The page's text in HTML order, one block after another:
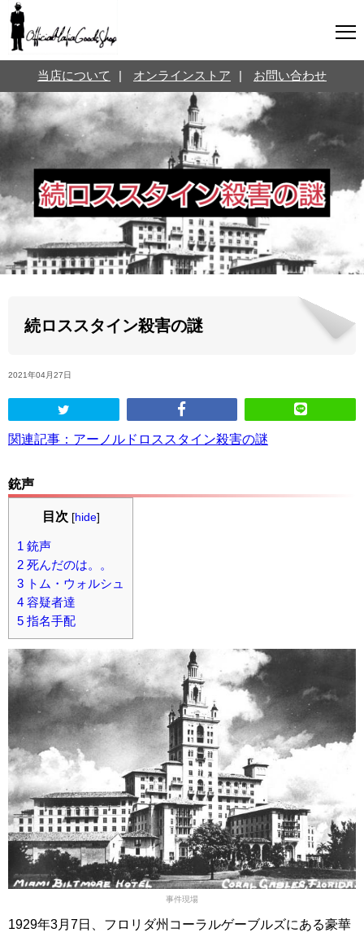
Twitterはこちら @jpmeyerlanskytm
カテゴリ
お知らせ マフィアの小話
三分で学ぶマフィア暗黒史 名言・悩み相談
ABOUT US
当店の紹介
オンラインストア
当店について オンラインストア お問い合わせ
続ロススタイン殺害の謎
2021年04月27日
関連記事：アーノルドロススタイン殺害の謎
銃声
目次 [hide]
1 銃声
2 死んだのは。。
3 トム・ウォルシュ
4 容疑者達
5 指名手配
事件現場
1929年3月7日、フロリダ州コーラルゲーブルズにある豪華
オンラインストア
お問い合わせ
言葉のお医者さん